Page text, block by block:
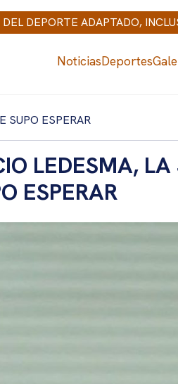
DEPORTE ADAPTADO,
NoticiasDeportes
SUPO ESPERAR
LEDESMA,
ESPERAR